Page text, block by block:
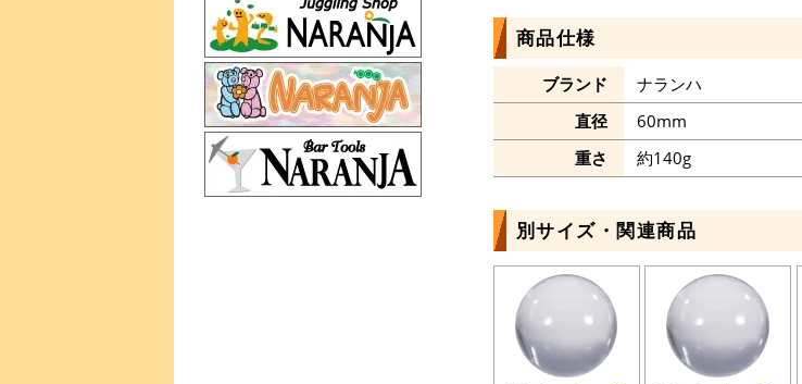
商品仕様
ブランド
ナランハ
直径
60mm
重さ
約140g
別サイズ・関連商品